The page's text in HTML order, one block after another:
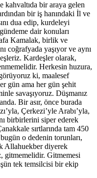
kahvaltıda bir araya gelen
bir iş hanındaki İl ve
dua edip, kurdeleyi
dair konuları
Kamalak, birlik ve
coğrafyada yaşıyor ve aynı
Kardeşler olarak,
Herkesin huzura,
ki, maalesef
gün ama her gün şehit
savaşıyoruz. Düşmanız
Bir asır, önce burada
Çerkezi’yle Arabı’yla,
birbirlerini siper ederek
sırtlarında tam 450
o dedenin torunları,
Allahuekber diyerek
gitmemelidir. Gitmemesi
tek temsilcisi bir ekip